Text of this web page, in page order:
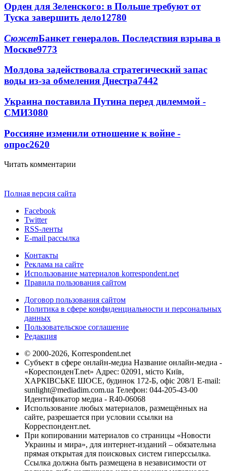
Орден для Зеленского: в Польше требуют от
Туска завершить дело12780
СюжетБанкет генералов. Последствия взрыва в
Москве9773
Молдова задействовала стратегический запас
воды из-за обмеления Днестра7442
Украина поставила Путина перед дилеммой -
СМИ3080
Россияне изменили отношение к войне -
опрос2620
Читать комментарии
Полная версия сайта
Facebook
Twitter
RSS-ленты
E-mail рассылка
Контакты
Реклама на сайте
Использование материалов korrespondent.net
Правила пользования сайтом
Договор пользования сайтом
Политика в сфере конфиденциальности и персональных
данных
Пользовательское соглашение
Редакция
© 2000-2026, Korrespondent.net
Субъект в сфере онлайн-медиа Название онлайн-медиа -
«КореспонденТ.net» Адрес: 02091, місто Київ,
ХАРКІВСЬКЕ ШОСЕ, будинок 172-Б, офіс 208/1 E-mail:
sunlight@mediadim.com.ua Телефон: 044-205-43-00
Идентификатор медиа - R40-06068
Использование любых материалов, размещённых на
сайте, разрешается при условии ссылки на
Корреспондент.net.
При копировании материалов со страницы «Новости
Украины и мира», для интернет-изданий – обязательна
прямая открытая для поисковых систем гиперссылка.
Ссылка должна быть размещена в независимости от